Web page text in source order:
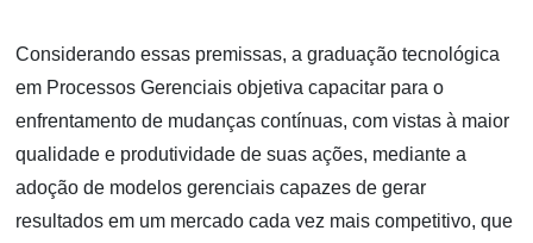
Considerando essas premissas, a graduação tecnológica
em Processos Gerenciais objetiva capacitar para o
enfrentamento de mudanças contínuas, com vistas à maior
qualidade e produtividade de suas ações, mediante a
adoção de modelos gerenciais capazes de gerar
resultados em um mercado cada vez mais competitivo, que